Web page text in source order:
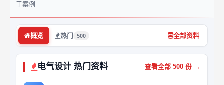
于案例...
概览 热门 500 全部资料
电气设计 热门资料 查看全部 500 份 →